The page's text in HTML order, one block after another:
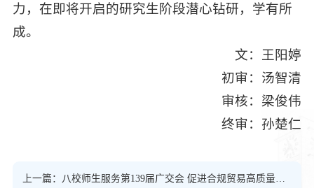
力，在即将开启的研究生阶段潜心钻研，学有所
成。
文：王阳婷
初审：汤智清
审核：梁俊伟
终审：孙楚仁
上一篇：八校师生服务第139届广交会 促进合规贸易高质量发展